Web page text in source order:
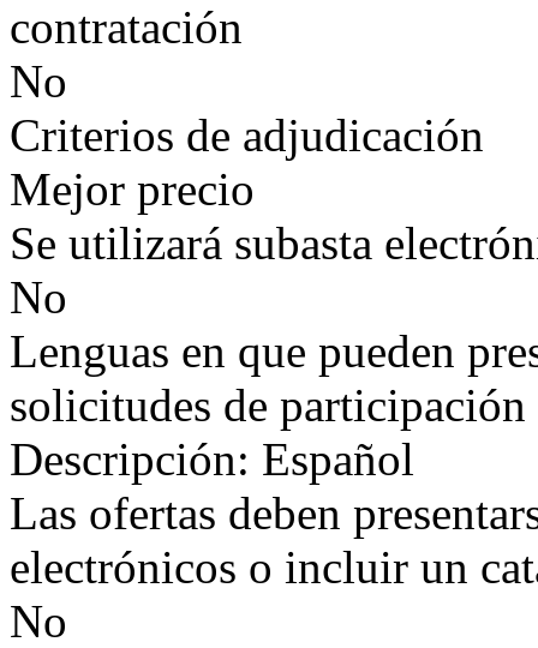
contratación
No
Criterios de adjudicación
Mejor precio
Se utilizará subasta
No
Lenguas en que pueden
solicitudes de participación
Descripción: Español
Las ofertas deben
electrónicos o incluir un
No